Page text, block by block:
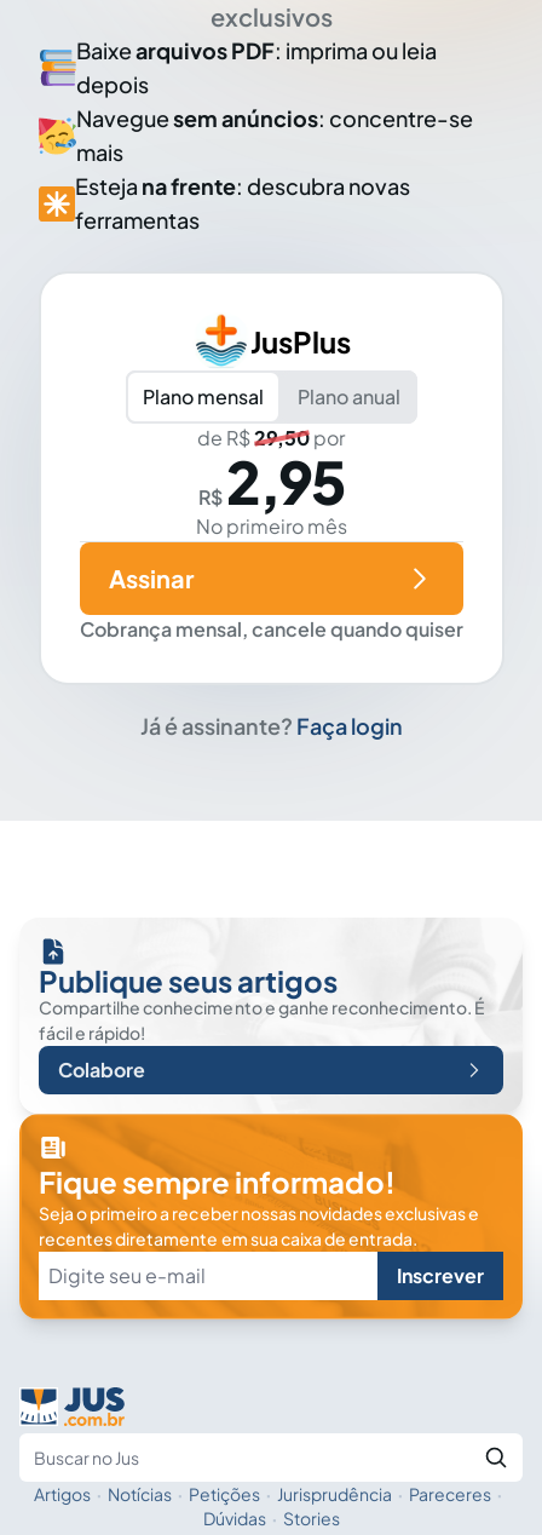
exclusivos
Baixearquivos PDF: imprima ou leia
depois
Naveguesem anúncios: concentre-se
mais
Esteja na frente: descubra novas
ferramentas
JusPlus
Plano mensal
Plano anual
de R$29,50por
R$ 2,95
No primeiro mês
Cobrança mensal, cancele quando quiser
Assinar
Já é assinante? Faça login
Publique seus artigos
Compartilhe conhecimento e ganhe reconhecimento. É
fácil e rápido!
Colabore
Fique sempre informado!
Seja o primeiro a receber nossas novidades exclusivas e
recentes diretamente em sua caixa de entrada.
Inscrever
Fale com a IA
Artigos · Notícias · Petições · Jurisprudência · Pareceres ·
Dúvidas · Stories